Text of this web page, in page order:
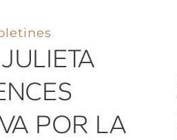
POR LA